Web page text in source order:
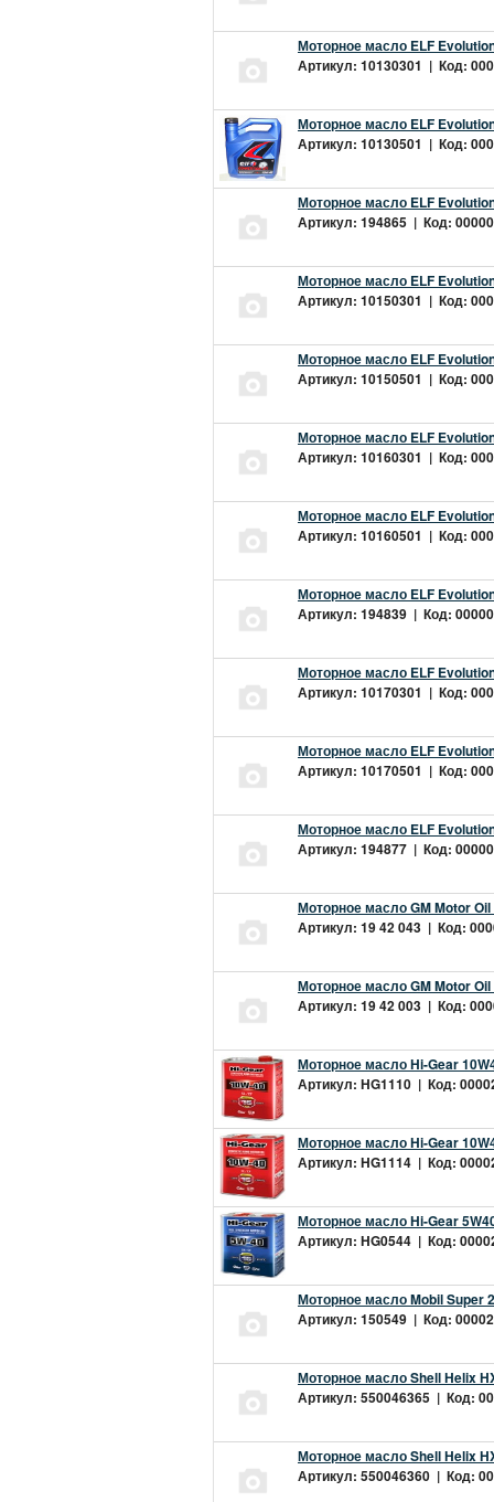
Моторное масло ELF
Артикул: 10130301 | Код:
Моторное масло ELF
Артикул: 10130501 | Код:
Моторное масло ELF
Артикул: 194865 | Код:
Моторное масло ELF
Артикул: 10150301 | Код:
Моторное масло ELF
Артикул: 10150501 | Код:
Моторное масло ELF
Артикул: 10160301 | Код:
Моторное масло ELF
Артикул: 10160501 | Код:
Моторное масло ELF
Артикул: 194839 | Код:
Моторное масло ELF
Артикул: 10170301 | Код:
Моторное масло ELF
Артикул: 10170501 | Код:
Моторное масло ELF
Артикул: 194877 | Код:
Моторное масло GM Motor Oil
Артикул: 19 42 043 | Код:
Моторное масло GM Motor
Артикул: 19 42 003 | Код:
Моторное масло Hi-Gear
Артикул: HG1110 | Код:
Моторное масло Hi-Gear
Артикул: HG1114 | Код:
Моторное масло Hi-Gear
Артикул: HG0544 | Код:
Моторное масло Mobil Super
Артикул: 150549 | Код:
Моторное масло Shell Helix
Артикул: 550046365 | Код:
Моторное масло Shell Helix
Артикул: 550046360 | Код: